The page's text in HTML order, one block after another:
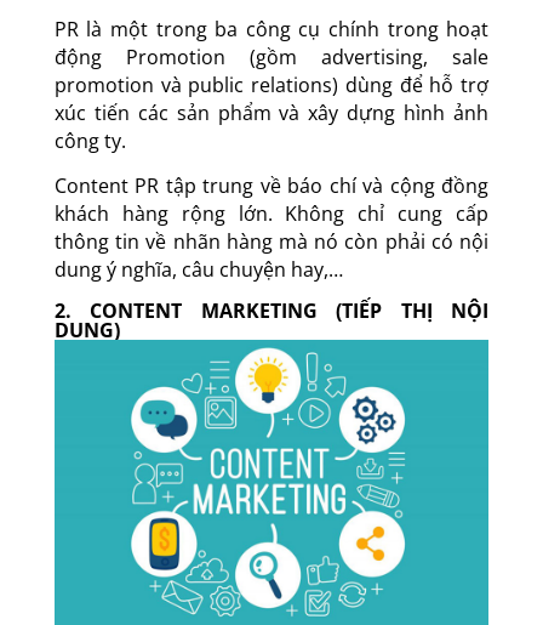
PR là một trong ba công cụ chính trong hoạt
động Promotion (gồm advertising, sale
promotion và public relations) dùng để hỗ trợ
xúc tiến các sản phẩm và xây dựng hình ảnh
công ty.
Content PR tập trung về báo chí và cộng đồng
khách hàng rộng lớn. Không chỉ cung cấp
thông tin về nhãn hàng mà nó còn phải có nội
dung ý nghĩa, câu chuyện hay,…
2. CONTENT MARKETING (TIẾP THỊ NỘI
DUNG)